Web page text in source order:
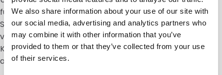
We also share information about your use of our site with
our social media, advertising and analytics partners who
may combine it with other information that you’ve
provided to them or that they’ve collected from your use
of their services.
für den Versand von Dokumenten,
Sicherheitsdatenblättern und kleinen, sicher
verpackten chemischen Mustern. Die Robustheit der
Kartons stellt sicher, dass diese Artikel unbeschädigt
ankommen.